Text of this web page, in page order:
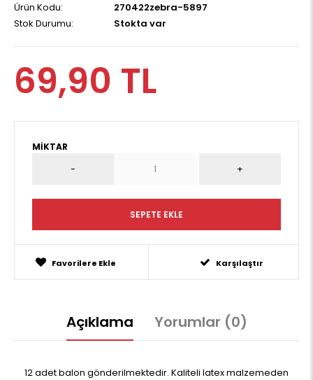
Ürün Kodu:
270422zebra-5897
Stok Durumu:
Stokta var
69,90 TL
MIKTAR
Favorilere Ekle Karşılaştır
Açıklama Yorumlar (0)
12 adet balon gönderilmektedir. Kaliteli latex malzemeden